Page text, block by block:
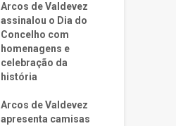
Arcos de Valdevez
assinalou o Dia do
Concelho com
homenagens e
celebração da
história
Arcos de Valdevez
apresenta camisas